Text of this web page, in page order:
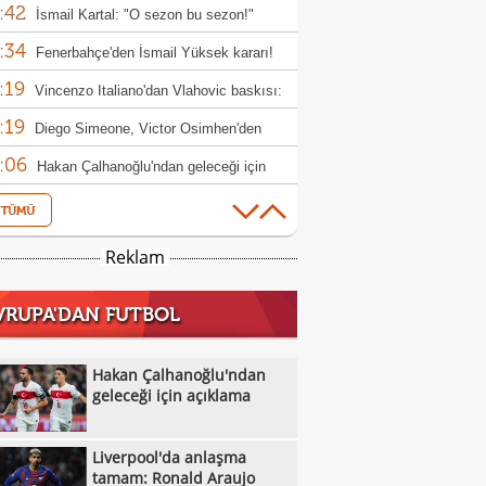
için hamle
İsmail Kartal: "O sezon bu sezon!"
Fenerbahçe'den İsmail Yüksek kararı!
Vincenzo Italiano'dan Vlahovic baskısı:
bekliyorum"
Diego Simeone, Victor Osimhen'den
Hakan Çalhanoğlu'ndan geleceği için
Galatasaray'dan Batrakov için yeni teklif!
Fenerbahçe'de kader adamı Talisca
Manisa FK Teknik Sorumlusu Selman
kemiği kırıldı"
Liverpool'da anlaşma tamam: Ronald
Galatasaray, hazırlık maçında Villarreal'i
edecekOyuna girdi, 1 dakika sonra hastaneye
Reklam
FUTBOL
Hakan Çalhanoğlu'ndan
geleceği için açıklama
Liverpool'da anlaşma
tamam: Ronald Araujo